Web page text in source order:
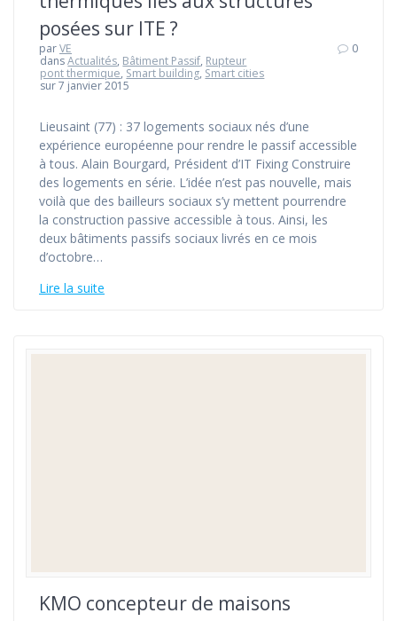
posées sur ITE ?
parVE
dansActualités, Bâtiment Passif, Rupteur
pont thermique, Smart building, Smart cities
sur 7 janvier 2015
0
Lieusaint (77) : 37 logements sociaux nés d’une
expérience européenne pour rendre le passif accessible
à tous. Alain Bourgard, Président d’IT Fixing Construire
des logements en série. L’idée n’est pas nouvelle, mais
voilà que des bailleurs sociaux s’y mettent pourrendre
la construction passive accessible à tous. Ainsi, les
deux bâtiments passifs sociaux livrés en ce mois
d’octobre…
Lire la suite
KMO concepteur de maisons